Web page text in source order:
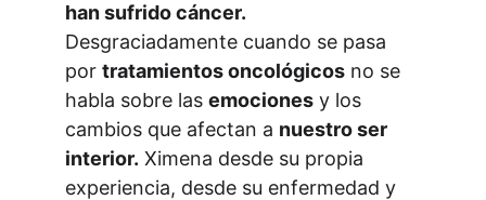
han sufrido cáncer.
Desgraciadamente cuando se pasa
por tratamientos oncológicos no se
habla sobre las emociones y los
cambios que afectan a nuestro ser
interior. Ximena desde su propia
experiencia, desde su enfermedad y